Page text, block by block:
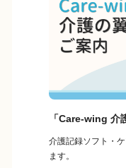
「Care-wing 介
介護記録ソフト・
ます。